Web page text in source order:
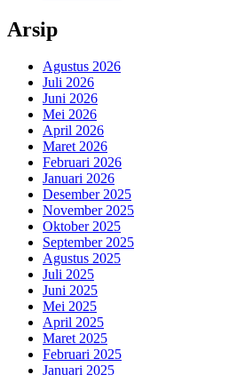
Arsip
Agustus 2026
Juli 2026
Juni 2026
Mei 2026
April 2026
Maret 2026
Februari 2026
Januari 2026
Desember 2025
November 2025
Oktober 2025
September 2025
Agustus 2025
Juli 2025
Juni 2025
Mei 2025
April 2025
Maret 2025
Februari 2025
Januari 2025